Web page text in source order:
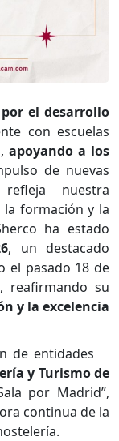
el desarrollo
con escuelas
apoyando a los
de nuevas
refleja nuestra
la formación y la
ha estado
, un destacado
el pasado 18 de
reafirmando su
y la excelencia
de entidades
y Turismo de
por Madrid”,
continua de la